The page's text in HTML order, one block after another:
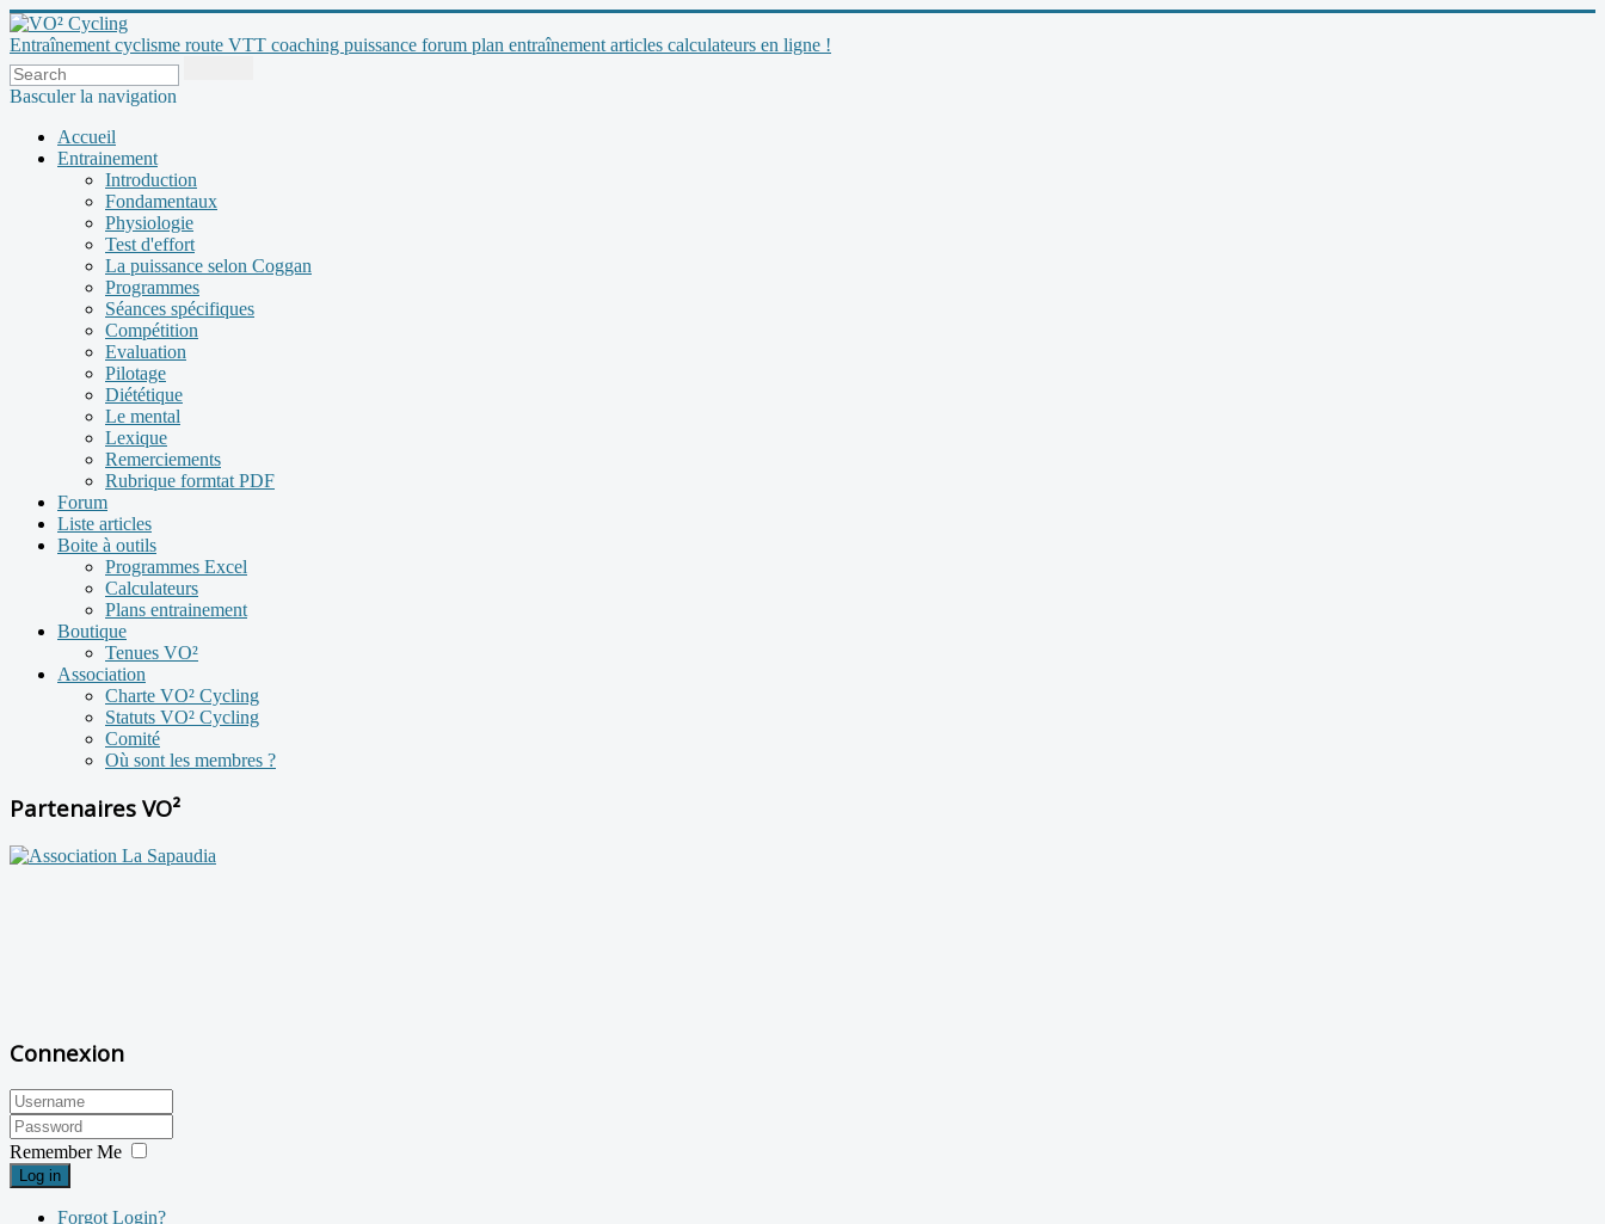
Entraînement cyclisme route VTT coaching puissance forum plan entraînement articles calculateurs en ligne !
Basculer la navigation
Accueil
Entrainement
Introduction
Fondamentaux
Physiologie
Test d'effort
La puissance selon Coggan
Programmes
Séances spécifiques
Compétition
Evaluation
Pilotage
Diététique
Le mental
Lexique
Remerciements
Rubrique formtat PDF
Forum
Liste articles
Boite à outils
Programmes Excel
Calculateurs
Plans entrainement
Boutique
Tenues VO²
Association
Charte VO² Cycling
Statuts VO² Cycling
Comité
Où sont les membres ?
Partenaires VO²
Connexion
Remember Me
Log in
Forgot Login?